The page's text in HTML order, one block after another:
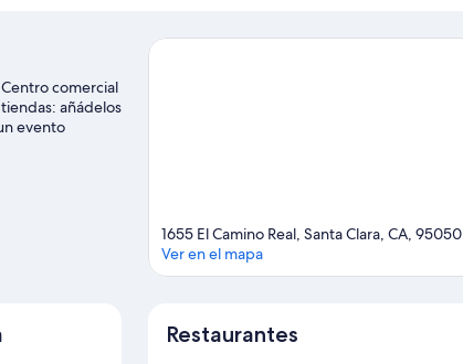
comercial
añádelos
evento
1655 El Camino Real, Santa Clara, CA, 95050
Ver en el mapa
Restaurantes